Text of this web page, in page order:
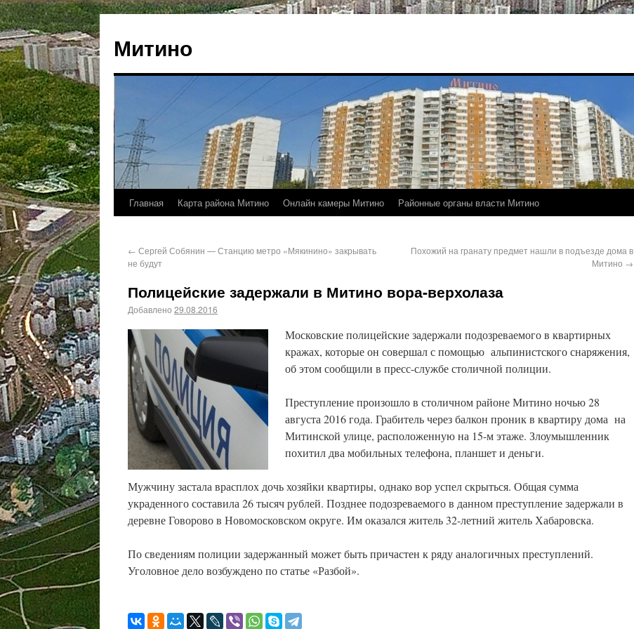
Митино
Главная Карта района Митино Онлайн камеры Митино Районные органы власти Митино
← Сергей Собянин — Станцию метро «Мякинино» закрывать
не будут
Похожий на гранату предмет нашли в подъезде дома в
Митино →
Полицейские задержали в Митино вора-верхолаза
Добавлено 29.08.2016
Московские полицейские задержали подозреваемого в квартирных
кражах, которые он совершал с помощью альпинистского снаряжения,
об этом сообщили в пресс-службе столичной полиции.
Преступление произошло в столичном районе Митино ночью 28
августа 2016 года. Грабитель через балкон проник в квартиру дома на
Митинской улице, расположенную на 15-м этаже. Злоумышленник
похитил два мобильных телефона, планшет и деньги.
Мужчину застала врасплох дочь хозяйки квартиры, однако вор успел скрыться. Общая сумма
украденного составила 26 тысяч рублей. Позднее подозреваемого в данном преступление задержали в
деревне Говорово в Новомосковском округе. Им оказался житель 32-летний житель Хабаровска.
По сведениям полиции задержанный может быть причастен к ряду аналогичных преступлений.
Уголовное дело возбуждено по статье «Разбой».